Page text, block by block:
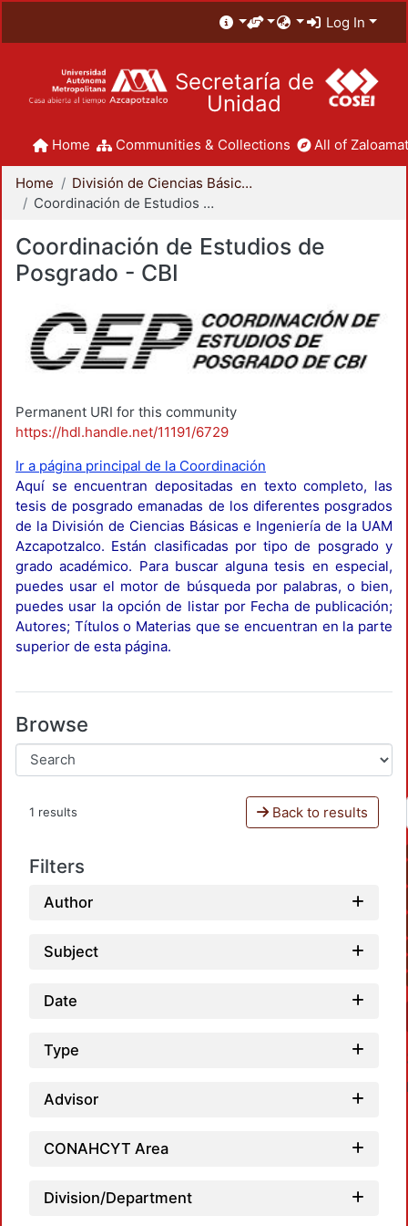
Log In
Secretaría de
Unidad
Home Communities & Collections All of
Home
División de Ciencias Básicas e Ingeniería
Coordinación de Estudios de Posgrado - CBI
Coordinación de Estudios de
Posgrado - CBI
Permanent URI for this community
https://hdl.handle.net/11191/6729
Ir a página principal de la Coordinación
Aquí se encuentran depositadas en texto completo, las
tesis de posgrado emanadas de los diferentes posgrados
de la División de Ciencias Básicas e Ingeniería de la UAM
Azcapotzalco. Están clasificadas por tipo de posgrado y
grado académico. Para buscar alguna tesis en especial,
puedes usar el motor de búsqueda por palabras, o bien,
puedes usar la opción de listar por Fecha de publicación;
Autores; Títulos o Materias que se encuentran en la parte
superior de esta página.
Browse
1 results Back to results
Filters
Author
Subject
Date
Type
Advisor
CONAHCYT Area
Division/Department